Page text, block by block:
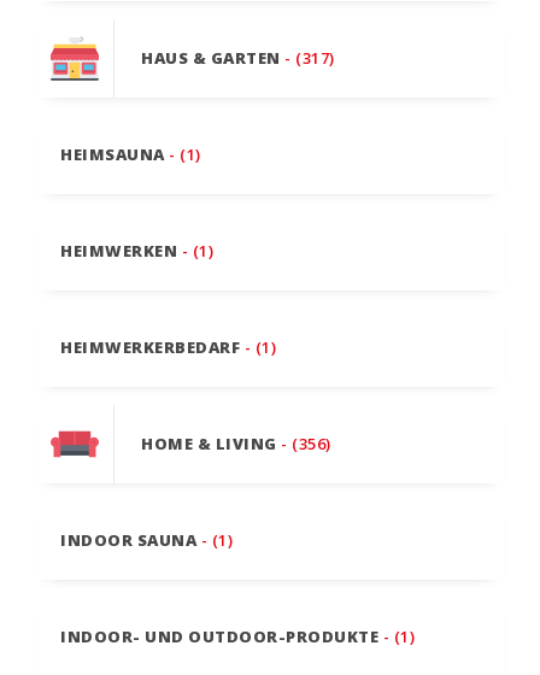
HAUS & GARTEN - (317)
HEIMSAUNA - (1)
HEIMWERKEN - (1)
HEIMWERKERBEDARF - (1)
HOME & LIVING - (356)
INDOOR SAUNA - (1)
INDOOR- UND OUTDOOR-PRODUKTE - (1)